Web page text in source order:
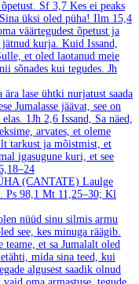
Sf 3,7 Kes ei peaks
üksi oled püha! Ilm 15,4
väärtegudest õpetust ja
kurja. Kuid Issand,
et oled laotanud meie
sõnades kui tegudes. Jh
lase ühtki nurjatust saada
Jumalasse jäävat, see on
1Jh 2,6 Issand, Sa näed,
arvates, et oleme
tarkust ja mõistmist, et
igasugune kuri, et see
(CANTATE) Laulge
Ps 98,1 Mt 11,25–30; Kl
nüüd sinu silmis armu
see, kes minuga räägib.
teame, et sa Jumalalt oled
mida sina teed, kui
algusest saadik olnud